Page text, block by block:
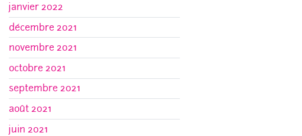
janvier 2022
décembre 2021
novembre 2021
octobre 2021
septembre 2021
août 2021
juin 2021